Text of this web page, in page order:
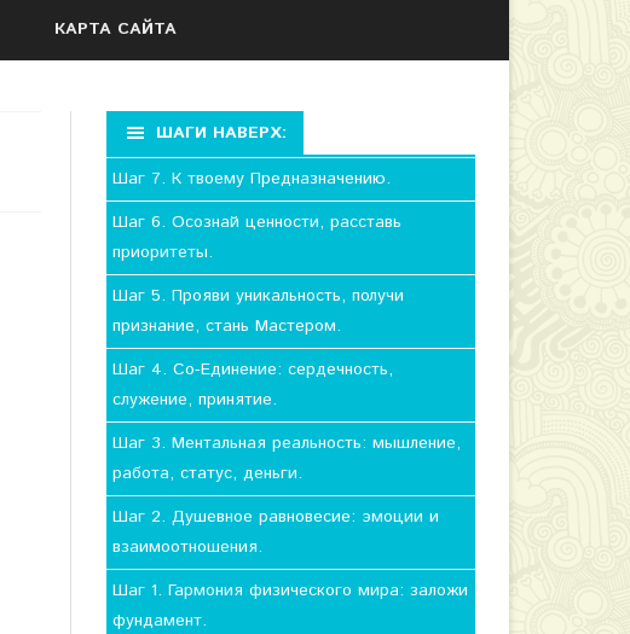
КАРТА САЙТА
ШАГИ НАВЕРХ:
Шаг 7. К твоему Предназначению.
Шаг 6. Осознай ценности, расставь
приоритеты.
Шаг 5. Прояви уникальность, получи
признание, стань Мастером.
Шаг 4. Со-Единение: сердечность,
служение, принятие.
Шаг 3. Ментальная реальность: мышление,
работа, статус, деньги.
Шаг 2. Душевное равновесие: эмоции и
взаимоотношения.
Шаг 1. Гармония физического мира: заложи
фундамент.